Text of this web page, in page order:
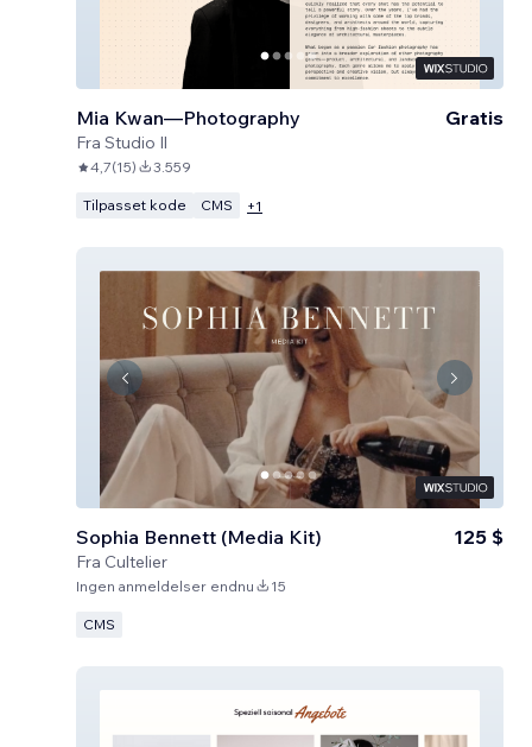
Mia Kwan—Photography
Fra Studio Il
Gratis
4,7(15) 3.559
Tilpasset kode CMS +1
Sophia Bennett (Media Kit)
Fra Cultelier
125 $
Ingen anmeldelser endnu 15
CMS